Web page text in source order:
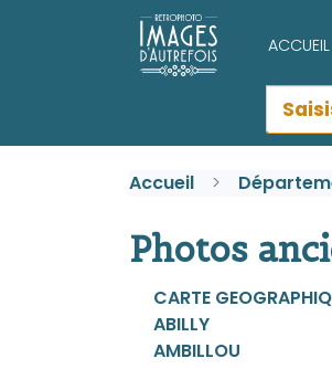
ACCUEIL
Accueil
Photos
CARTE
ABILLY
AMBILLOU